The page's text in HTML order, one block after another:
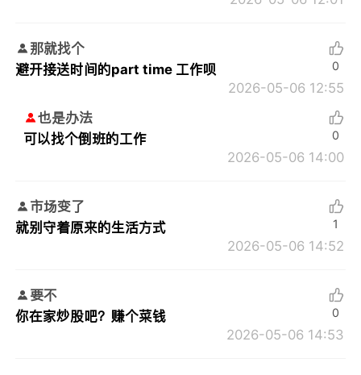
那就找个
避开接送时间的part time 工作呗
2026-05-06 12:55
0
也是办法
可以找个倒班的工作
2026-05-06 14:00
0
市场变了
就别守着原来的生活方式
2026-05-06 14:52
1
要不
你在家炒股吧？赚个菜钱
2026-05-06 14:53
0